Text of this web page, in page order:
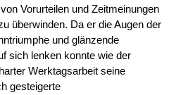
Vorurteilen und Zeitmeinungen
überwinden. Da er die Augen der
und glänzende
sich lenken konnte wie der
Werktagsarbeit seine
gesteigerte